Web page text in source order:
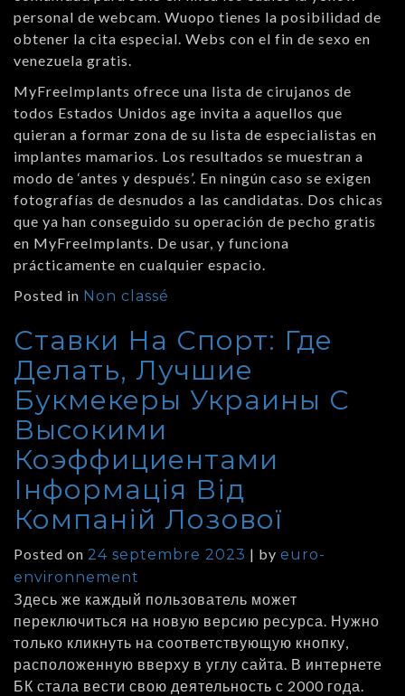
personal de webcam. Wuopo tienes la posibilidad de
obtener la cita especial. Webs con el fin de sexo en
venezuela gratis.
MyFreeImplants ofrece una lista de cirujanos de
todos Estados Unidos age invita a aquellos que
quieran a formar zona de su lista de especialistas en
implantes mamarios. Los resultados se muestran a
modo de ‘antes y después’. En ningún caso se exigen
fotografías de desnudos a las candidatas. Dos chicas
que ya han conseguido su operación de pecho gratis
en MyFreeImplants. De usar, y funciona
prácticamente en cualquier espacio.
Posted in Non classé
Ставки На Спорт: Где
Делать, Лучшие
Букмекеры Украины С
Высокими
Коэффициентами
Інформація Від
Компаній Лозової
Posted on 24 septembre 2023 | by euro-
environnement
Здесь же каждый пользователь может
переключиться на новую версию ресурса. Нужно
только кликнуть на соответствующую кнопку,
расположенную вверху в углу сайта. В интернете
БК стала вести свою деятельность с 2000 года.